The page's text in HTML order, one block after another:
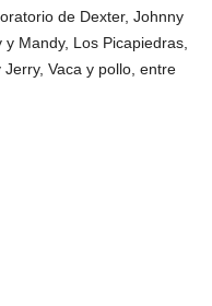
de Dexter, Johnny
Mandy, Los Picapiedras,
Vaca y pollo, entre